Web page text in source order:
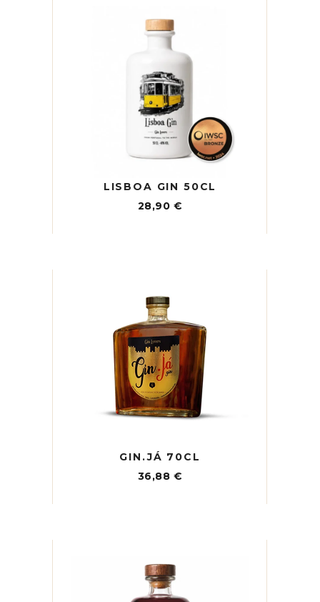
LISBOA GIN 50CL
28,90 €
GIN.JÁ 70CL
36,88 €